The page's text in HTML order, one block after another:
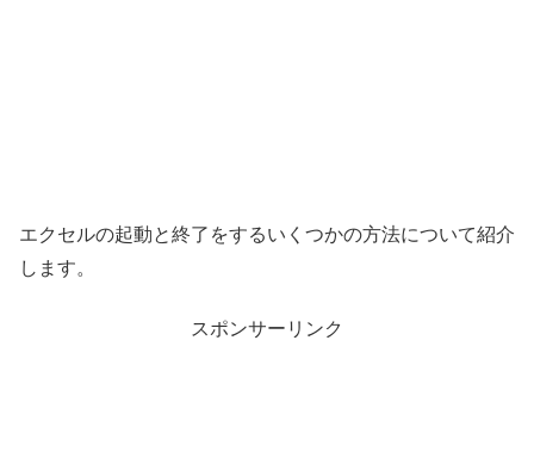
エクセルの起動と終了をするいくつかの方法について紹介
します。
スポンサーリンク